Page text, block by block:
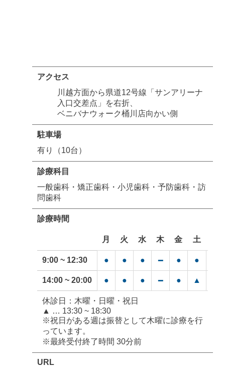
アクセス
川越方面から県道12号線「サンアリーナ
入口交差点」を右折、
ベニバナウォーク桶川店向かい側
駐車場
有り（10台）
診療科目
一般歯科・矯正歯科・小児歯科・予防歯科・訪
問歯科
診療時間
月 火 水 木 金 土
9:00 ~ 12:30 ● ● ● ━ ● ●
14:00 ~ 20:00 ● ● ● ━ ● ▲
休診日：木曜・日曜・祝日
▲ … 13:30 ~ 18:30
※祝日がある週は振替として木曜に診療を行
っています。
※最終受付終了時間 30分前
URL